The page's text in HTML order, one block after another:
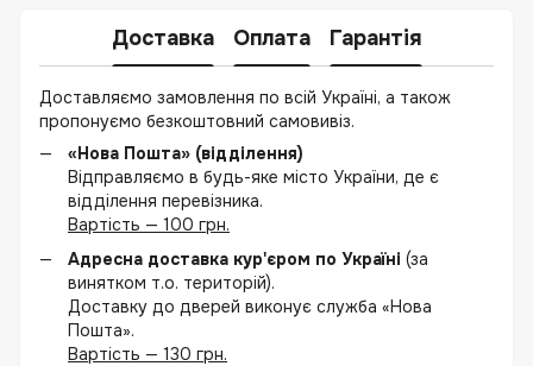
Доставка Оплата Гарантія
Доставляємо замовлення по всій Україні, а також
пропонуємо безкоштовний самовивіз.
«Нова Пошта» (відділення)
Відправляємо в будь-яке місто України, де є
відділення перевізника.
Вартість — 100 грн.
Адресна доставка кур'єром по Україні (за
винятком т.о. територій).
Доставку до дверей виконує служба «Нова
Пошта».
Вартість — 130 грн.